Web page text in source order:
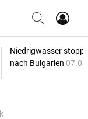
Niedrigwasser
nach Bulgarien